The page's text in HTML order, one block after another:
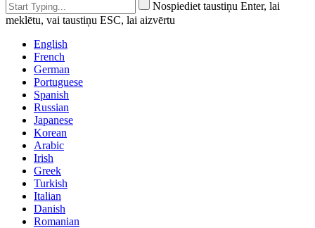
Nospiediet taustiņu Enter, lai
meklētu, vai taustiņu ESC, lai aizvērtu
English
French
German
Portuguese
Spanish
Russian
Japanese
Korean
Arabic
Irish
Greek
Turkish
Italian
Danish
Romanian